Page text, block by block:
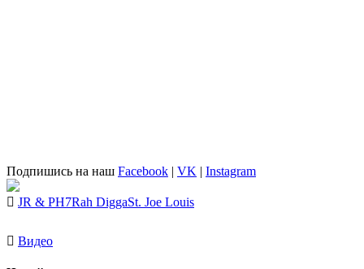
Подпишись на наш Facebook | VK | Instagram
JR & PH7Rah DiggaSt. Joe Louis
Видео